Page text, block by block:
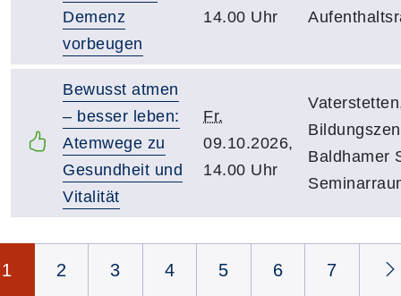
Demenz
vorbeugen
14.00 Uhr
Bewusst atmen
– besser leben:
Atemwege zu
Gesundheit und
Vitalität
Fr.
09.10.2026,
14.00 Uhr
Baldhamer
1 2 3 4 5 6 7